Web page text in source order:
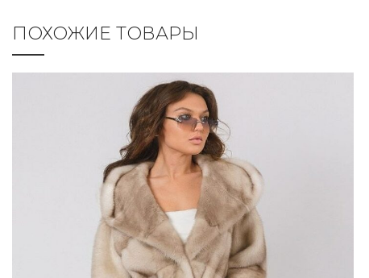
ПОХОЖИЕ ТОВАРЫ